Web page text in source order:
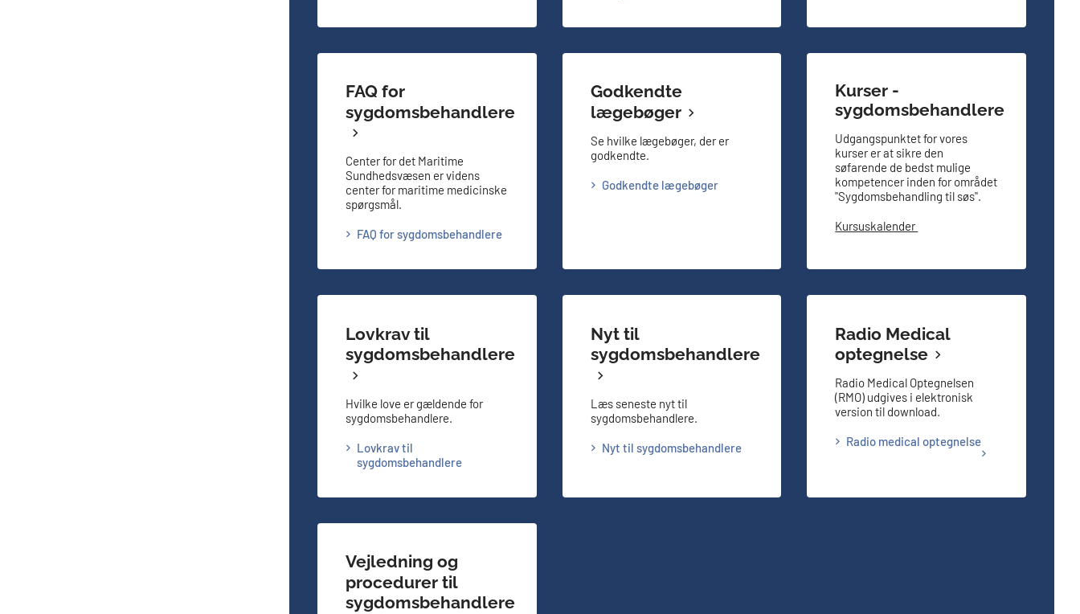
FAQ for
sygdomsbehandlere
Center for det Maritime
Sundhedsvæsen er videns
center​ for maritime medicinske
spørgsmål.
FAQ for sygdomsbehandlere
Godkendte
lægebøger
Se hvilke lægebøger, der er
godkendte.
Godkendte lægebøger
Kurser -
sygdomsbehandlere
Udgangspunktet for vores
kurser er at sikre den
søfarende de bedst mulige
kompetencer inden for området
"Sygdomsbehandling til søs".
Kursuskalender
Lovkrav til
sygdomsbehandlere
Hvilke love er gældende for
sygdomsbehandlere.
Lovkrav til
sygdomsbehandlere
Nyt til
sygdomsbehandlere
Læs seneste nyt til
sygdomsbehandlere.
Nyt til sygdomsbehandlere
Radio Medical
optegnelse
Radio Medical Optegnelsen
(RMO) udgives i elektronisk
version til download.
Radio medical optegnelse
Vejledning og
procedurer til
sygdomsbehandlere